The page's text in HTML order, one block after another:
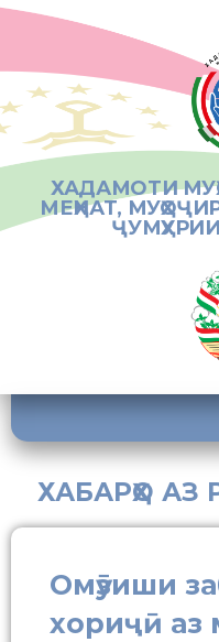
ХАДАМОТИ
МЕҲНАТ,
ХАБАРҲО
Омӯзиши
хориҷӣ аз